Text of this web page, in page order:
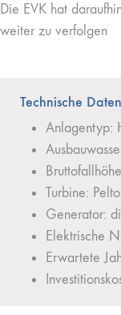
Die EVK hat
weiter zu verfolgen
Technische Daten
Anlagentyp:
Turbine:
Generator:
Elektrische
Erwartete